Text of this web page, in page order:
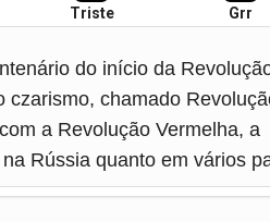
Triste Grr
do início da
czarismo, chamado
a Revolução Vermelha, a
Rússia quanto em vários